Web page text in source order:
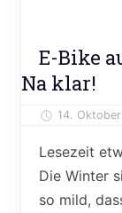
Reisen
&
E-Bike
Na klar!
14.
Lesezeit
Die Winter
so mild,